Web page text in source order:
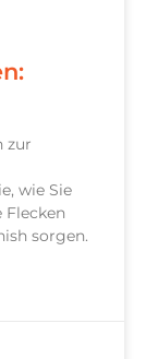
zur
wie Sie
sorgen.